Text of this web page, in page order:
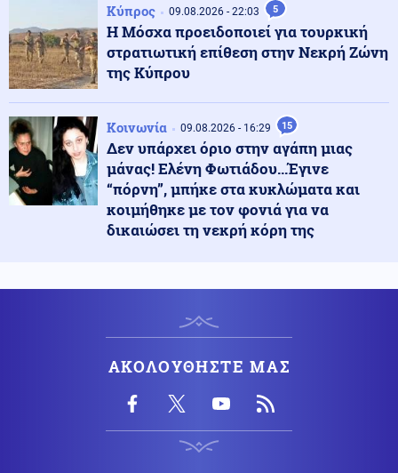
Κοινωνία 10.08.2026 - 08:47
Τραγωδία με 4χρονο στην Πάρο: «Φωνάζαμε,
κλαίγαμε, ουρλιάζαμε» - Όσα αναφέρει ο πατέρας του
παιδιού
Κόσμος 10.08.2026 - 08:40
Γερμανία: Νέο περιστατικό εντοπισμού drones πάνω
από στρατιωτική βάση προκαλεί ανησυχίες
Περιβάλλον
Η Δυτική Ευρώπη έζησε το θερμότερο ξεκίνημα
10.08.2026 - 08:31
Ένοπλες δυνάμεις: Επίδομα διοίκησης από 100 έως 500
Κοινωνία 10.08.2026 - 08:27
Ανασφάλιστα οχήματα: Έρχεται ΑΙ για τους ελέγχους -
Εξονυχιστικός έλεγχος για τις ενστάσεις
Κύπρος 09.08.2026 - 22:03 5
Η Μόσχα προειδοποιεί για τουρκική
στρατιωτική επίθεση στην Νεκρή Ζώνη
της Κύπρου
Κοινωνία 09.08.2026 - 16:29 15
Δεν υπάρχει όριο στην αγάπη μιας
μάνας! Ελένη Φωτιάδου...Έγινε
“πόρνη”, μπήκε στα κυκλώματα και
κοιμήθηκε με τον φονιά για να
δικαιώσει τη νεκρή κόρη της
ΑΚΟΛΟΥΘΗΣΤΕ ΜΑΣ